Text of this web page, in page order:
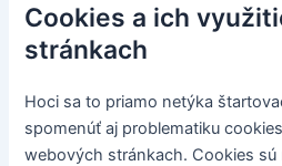
Cookies a ich
stránkach
Hoci sa to priamo netýka
spomenúť aj problematiku
webových stránkach. Cookies sú